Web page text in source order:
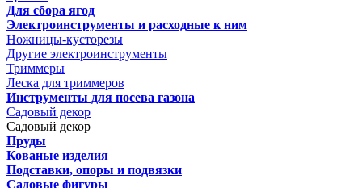
Для сбора ягод
Электроинструменты и расходные к ним
Ножницы-кусторезы
Другие электроинструменты
Триммеры
Леска для триммеров
Инструменты для посева газона
Садовый декор
Садовый декор
Пруды
Кованые изделия
Подставки, опоры и подвязки
Садовые фигуры